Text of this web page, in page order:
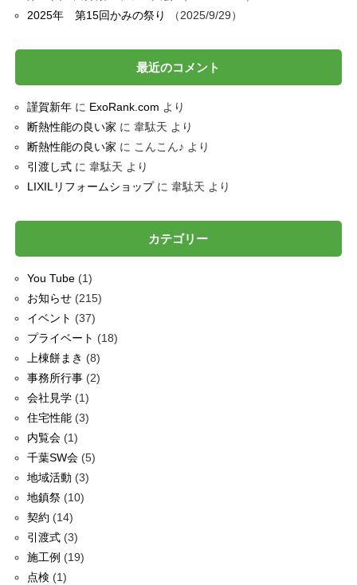
2025年 第15回かみの祭り
2025/9/29
最近のコメント
謹賀新年に ExoRank.com より
断熱性能の良い家 に 韋駄天 より
断熱性能の良い家 に こんこん♪ より
引渡し式に 韋駄天 より
LIXILリフォームショップに 韋駄天 より
カテゴリー
You Tube(1)
お知らせ(215)
イベント (37)
プライベート (18)
上棟餅まき (8)
事務所行事(2)
会社見学(1)
住宅性能(3)
内覧会(1)
千葉SW会(5)
地域活動 (3)
地鎮祭(10)
契約 (14)
引渡式(3)
施工例 (19)
点検 (1)